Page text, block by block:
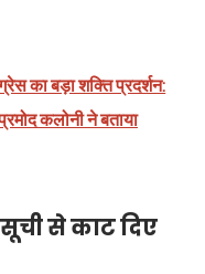
का बड़ा शक्ति प्रदर्शन:
कलोनी ने बताया
से काट दिए